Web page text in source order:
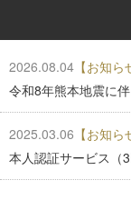
2026.08.04 【お知ら
令和8年熊本地震に
2025.03.06 【お知ら
本人認証サービス（